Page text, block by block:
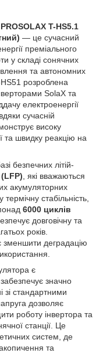
T-HS5.1
— це сучасний
преміального
у складі сонячних
та автономних
розроблена
SolaX та
електроенергії
сучасній
високу
та швидку реакцію на
безпечних літій-
, які вважаються
акумуляторних
стабільність,
6000 циклів
довговічну та
років.
зменшити деградацію
є
забезпечує значно
зі стандартними
дозволяє
роботу інвертора та
станції. Це
систем, де
та